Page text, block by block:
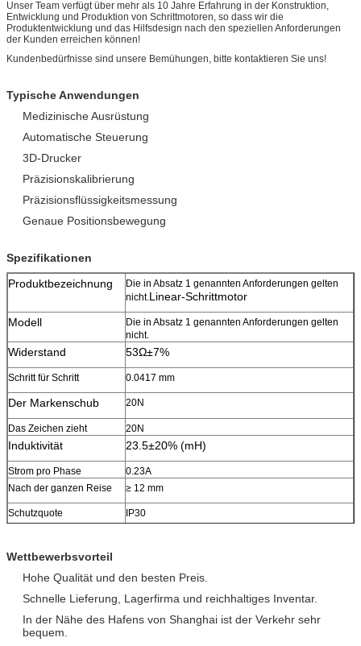
Unser Team verfügt über mehr als 10 Jahre Erfahrung in der Konstruktion,
Entwicklung und Produktion von Schrittmotoren, so dass wir die
Produktentwicklung und das Hilfsdesign nach den speziellen Anforderungen
der Kunden erreichen können!
Kundenbedürfnisse sind unsere Bemühungen, bitte kontaktieren Sie uns!
Typische Anwendungen
Medizinische Ausrüstung
Automatische Steuerung
3D-Drucker
Präzisionskalibrierung
Präzisionsflüssigkeitsmessung
Genaue Positionsbewegung
Spezifikationen
Produktbezeichnung
Die in Absatz 1 genannten Anforderungen gelten
nicht.Linear-Schrittmotor
Modell
Die in Absatz 1 genannten Anforderungen gelten
nicht.
Widerstand 53Ω±7%
Schritt für Schritt 0.0417 mm
Der Markenschub 20N
Das Zeichen zieht 20N
Induktivität 23.5±20% (mH)
Strom pro Phase
0.23A
Nach der ganzen Reise
≥ 12 mm
Schutzquote IP30
Betriebstemperaturbereich
Isolationsklasse Klasse E
Widerstand gegen
Isolierung
> 100 MΩ
Schleimwurzel
Wettbewerbsvorteil
Hohe Qualität und den besten Preis.
Schnelle Lieferung, Lagerfirma und reichhaltiges Inventar.
In der Nähe des Hafens von Shanghai ist der Verkehr sehr
bequem.